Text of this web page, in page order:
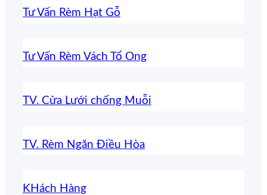
Tư Vấn Rèm Hạt Gỗ
Tư Vấn Rèm Vách Tổ Ong
TV. Cửa Lưới chống Muỗi
TV. Rèm Ngăn Điều Hòa
KHách Hàng